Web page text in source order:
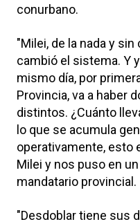
conurbano.
"Milei, de la nada y
cambió el sistema. Y
mismo día, por
Provincia, va a haber
distintos. ¿Cuánto
lo que se acumula
operativamente, esto
Milei y nos puso en
mandatario provincial.
"Desdoblar tiene sus